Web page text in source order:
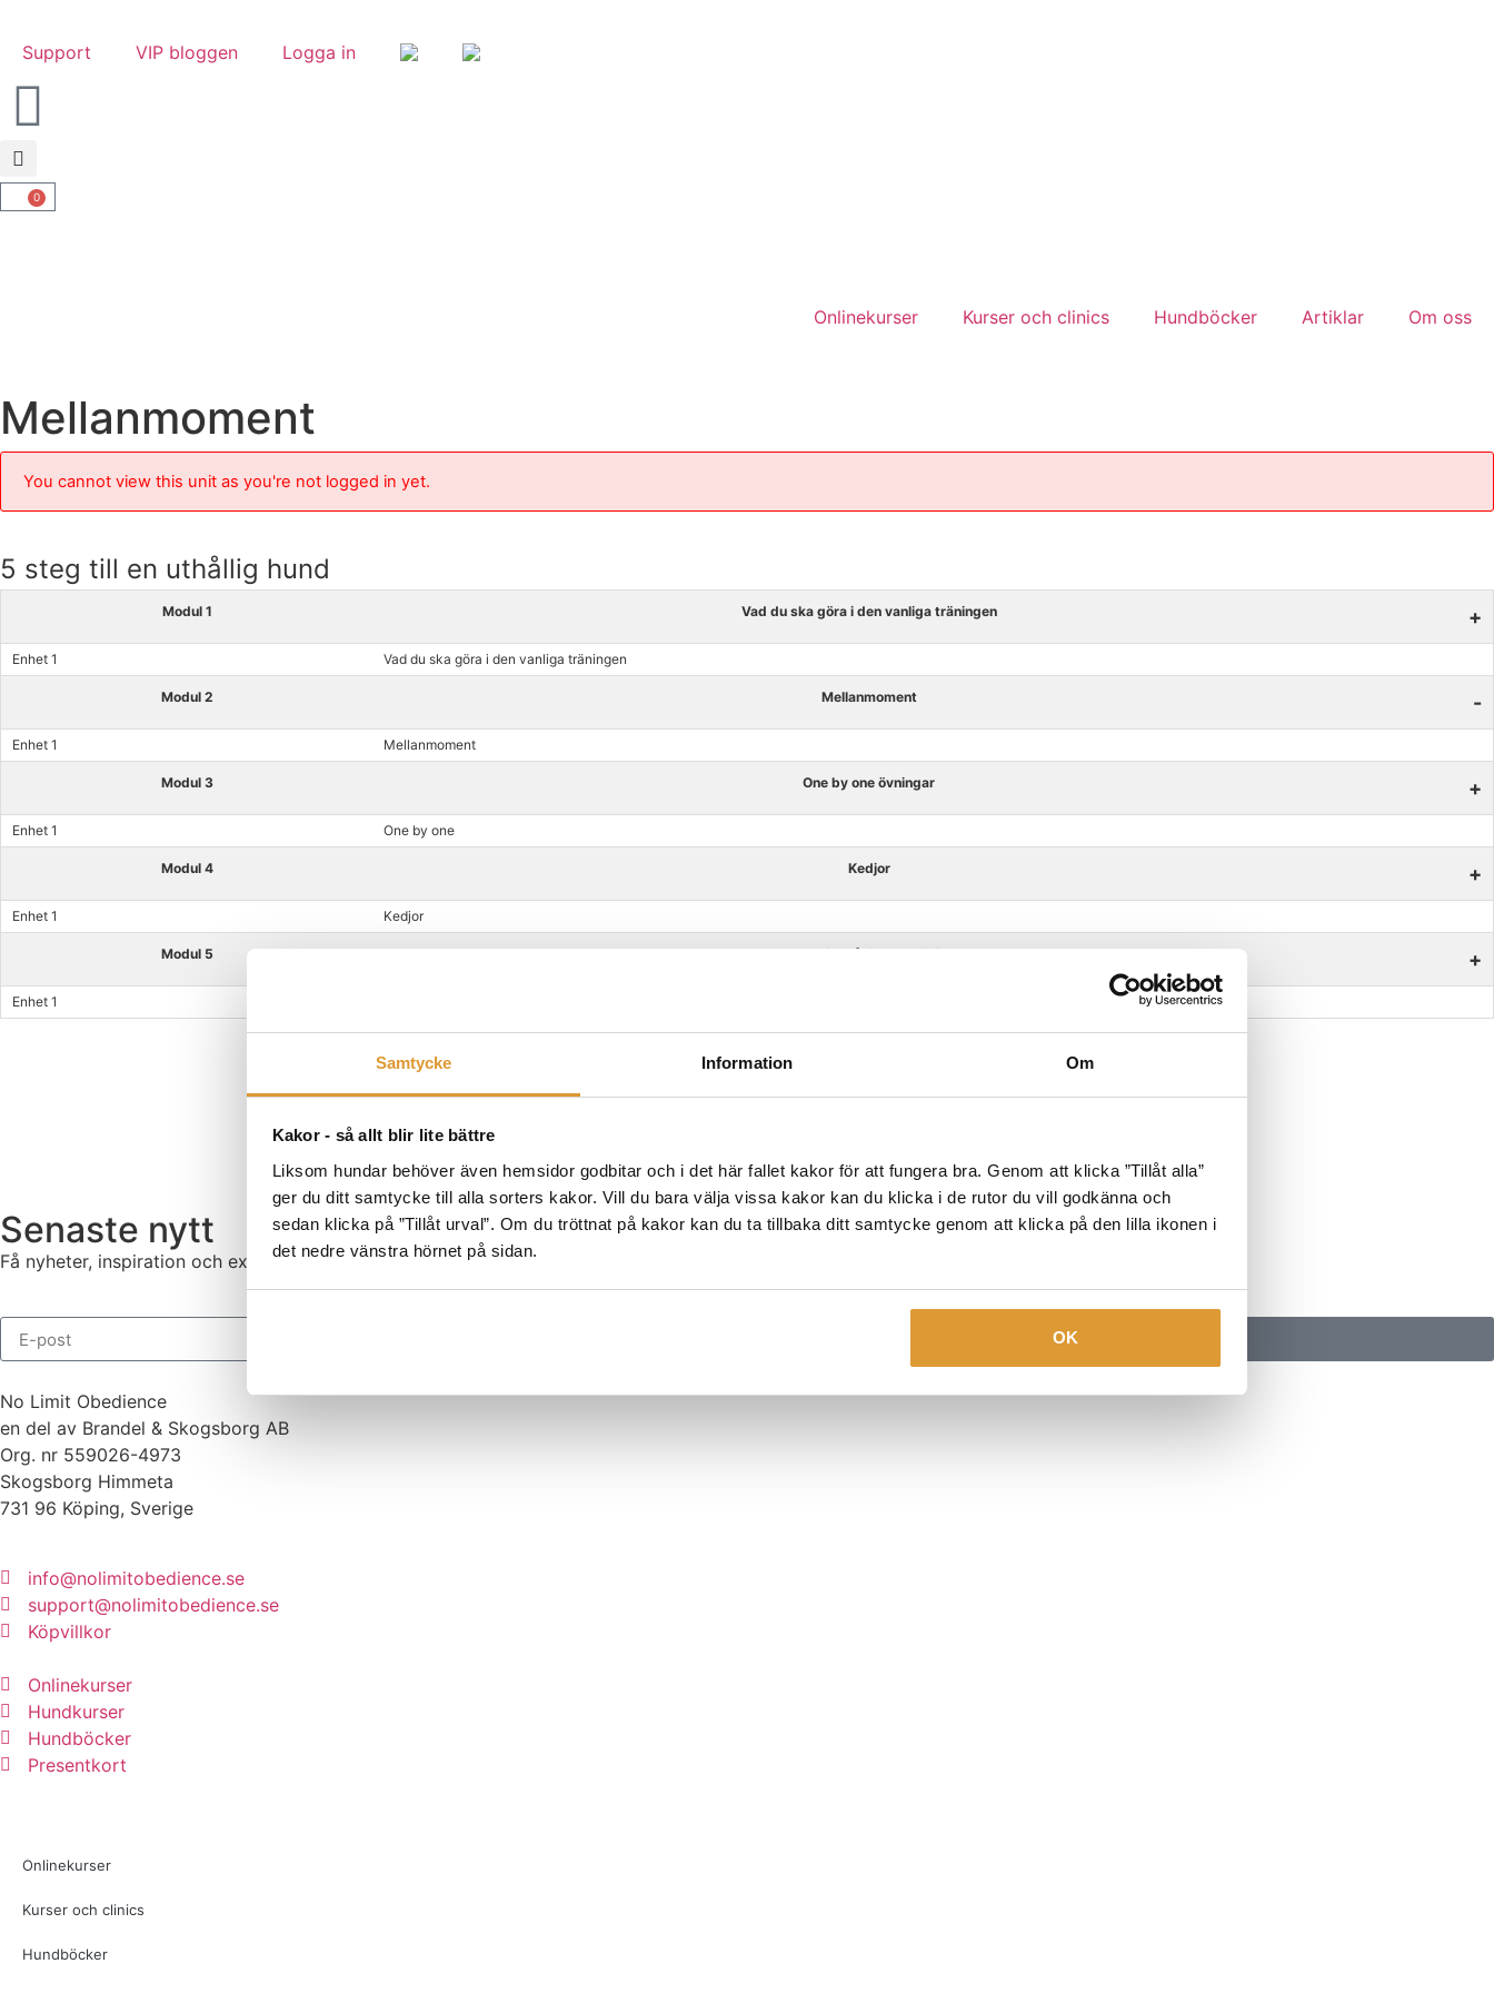
Samtycke Information Om
Kakor - så allt blir lite bättre
Liksom hundar behöver även hemsidor godbitar och i det här fallet kakor för att fungera bra. Genom att klicka ”Tillåt alla”
ger du ditt samtycke till alla sorters kakor. Vill du bara välja vissa kakor kan du klicka i de rutor du vill godkänna och
sedan klicka på ”Tillåt urval”. Om du tröttnat på kakor kan du ta tillbaka ditt samtycke genom att klicka på den lilla ikonen i
det nedre vänstra hörnet på sidan.
OK
Support VIP bloggen Logga in
0
Onlinekurser Kurser och clinics Hundböcker Artiklar Om oss
Mellanmoment
You cannot view this unit as you're not logged in yet.
5 steg till en uthållig hund
Modul 1 Vad du ska göra i den vanliga träningen +
Enhet 1 Vad du ska göra i den vanliga träningen
Modul 2 Mellanmoment -
Enhet 1 Mellanmoment
Modul 3 One by one övningar +
Enhet 1 One by one
Modul 4 Kedjor +
Enhet 1 Kedjor
Modul 5 Plan B i uthållighetsträning +
Enhet 1
Alla mina kurser
Senaste nytt
Få nyheter, inspiration och exklusiva träningstips direkt till din e-post. Börja prenumerera idag!
No Limit Obedience
en del av Brandel & Skogsborg AB
Org. nr 559026-4973
Skogsborg Himmeta
731 96 Köping, Sverige
info@nolimitobedience.se
support@nolimitobedience.se
Köpvillkor
Onlinekurser
Hundkurser
Hundböcker
Presentkort
Onlinekurser
Kurser och clinics
Hundböcker